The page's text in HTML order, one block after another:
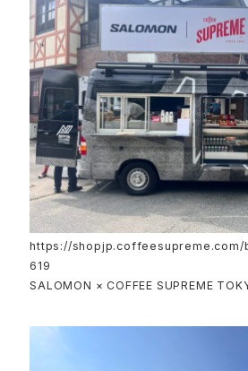
SALOMON × COFFEE SUPREME
https://shopjp.coffeesupreme.com/
619